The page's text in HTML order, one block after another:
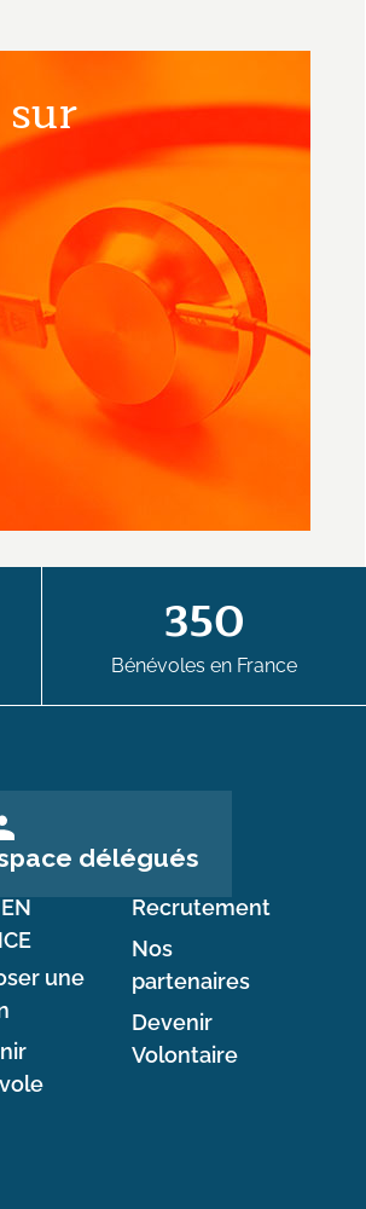
350
Bénévoles en France
délégués
une
Recrutement
Nos
partenaires
Devenir
Volontaire